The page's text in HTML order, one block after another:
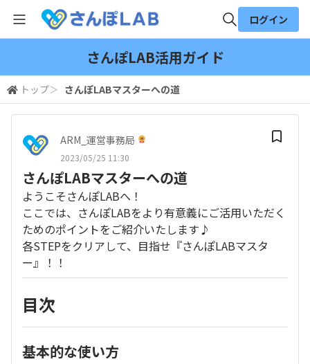
検索
ログイン
さんぽLAB活用ガイド
トップ＞ さんぽLABマスターへの道
ARM_運営事務局
2023/05/25 11:30
さんぽLABマスターへの道
ようこそさんぽLABへ！
ここでは、さんぽLABをより有意義にご活用いただく
ためのポイントをご紹介いたします♪
各STEPをクリアして、目指せ『さんぽLABマスタ
ー』！！
目次
基本的な使い方